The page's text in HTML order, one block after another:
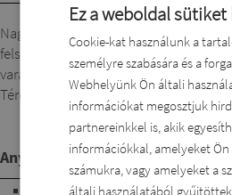
Nagyon mutatós és igazán minden
felső részen a teljes kört leíró lágy
varázsolja a ruhát. Elasztikus,
Térd alatti hosszal, szép kivágással.
Anyagösszetétel
95% poliészter, 5% lycra.
Ez a weboldal sütiket
Cookie-kat használunk a
személyre szabására és a
Webhelyünk Ön általi
információkat megosztjuk
partnereinkkel is, akik
információkkal, amelyeket
számukra, vagy amelyeket a
általi használatából gyűjtöttek